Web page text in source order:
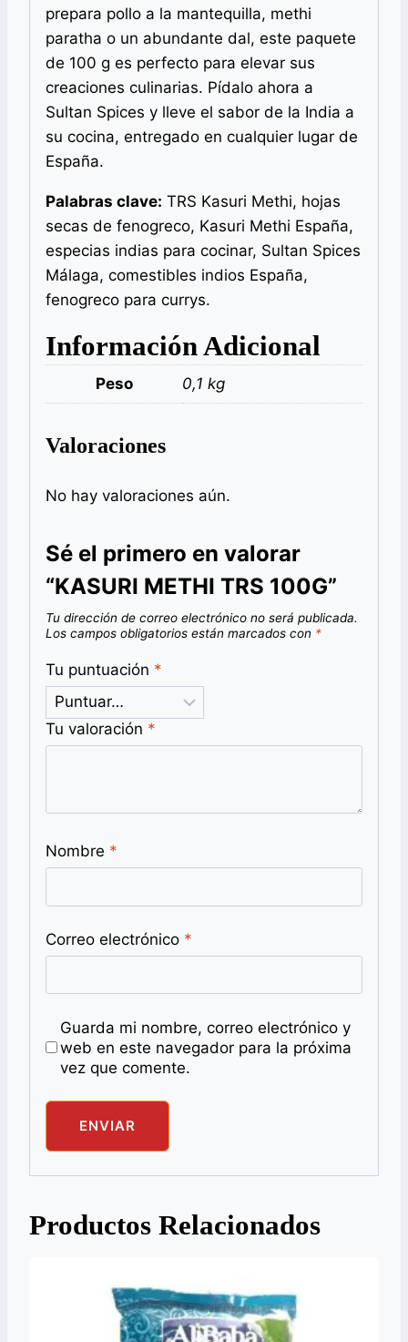
prepara pollo a la mantequilla, methi
paratha o un abundante dal, este paquete
de 100 g es perfecto para elevar sus
creaciones culinarias. Pídalo ahora a
Sultan Spices y lleve el sabor de la India a
su cocina, entregado en cualquier lugar de
España.
Palabras clave: TRS Kasuri Methi, hojas
secas de fenogreco, Kasuri Methi España,
especias indias para cocinar, Sultan Spices
Málaga, comestibles indios España,
fenogreco para currys.
Información Adicional
Peso 0,1 kg
Valoraciones
No hay valoraciones aún.
Sé el primero en valorar
“KASURI METHI TRS 100G”
Tu dirección de correo electrónico no será publicada.
Los campos obligatorios están marcados con *
Tu puntuación *
Tu valoración *
Nombre *
Correo electrónico *
Guarda mi nombre, correo electrónico y
web en este navegador para la próxima
vez que comente.
Productos Relacionados